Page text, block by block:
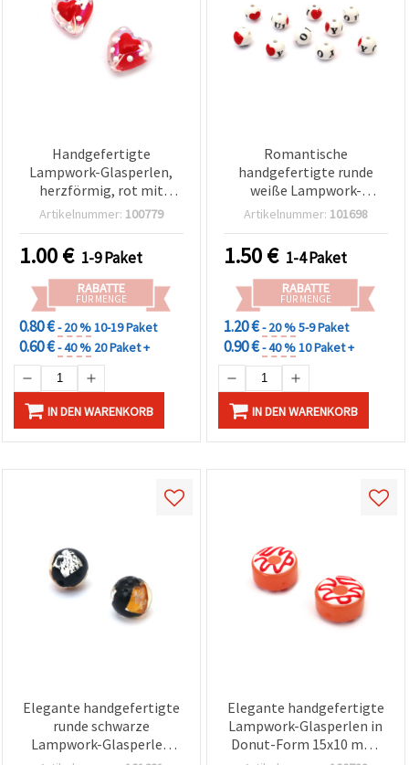
Handgefertigte
Lampwork-Glasperlen,
herzförmig, rot mit
Regenbogen-Bemalung,
mm – 2 Stück
Artikelnummer: 100779
1.00€ 1-9 Paket
RABATTE
FÜR MENGE
0.80 €- 20 %10-19 Paket
0.60 €- 40 % 20 Paket +
IN DEN WARENKORB
Romantische
handgefertigte runde
weiße Lampwork-
Glasperlen mit ’I Love
Loch: 2 mm – Perfekt für
Schmuckherstellung,
Geschenke & DIY-Basteln
– 10er-Set
Artikelnummer: 101698
1.50€ 1-4 Paket
RABATTE
FÜR MENGE
1.20 €- 20 %5-9 Paket
0.90 €- 40 %10 Paket +
IN DEN WARENKORB
Elegante handgefertigte
runde schwarze
Lampwork-Glasperlen
Elegante handgefertigte
Lampwork-Glasperlen in
Donut-Form 15x10 mm,